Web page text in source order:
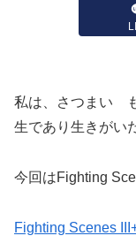
私は、さつまい
生であり生きがい
今回はFighting
Fighting Scenes